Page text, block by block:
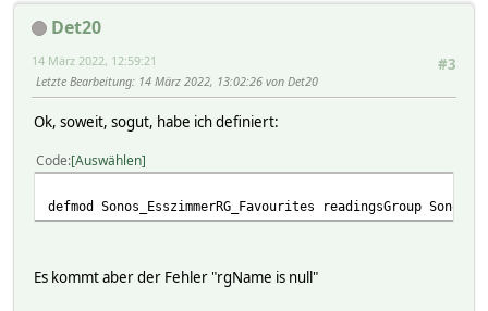
Det20
#3
14 März 2022, 12:59:21
Letzte Bearbeitung: 14 März 2022, 13:02:26 von Det20
Ok, soweit, sogut, habe ich definiert:
Code Auswählen
defmod Sonos_EsszimmerRG_Favourites readingsGroup
Es kommt aber der Fehler "rgName is null"